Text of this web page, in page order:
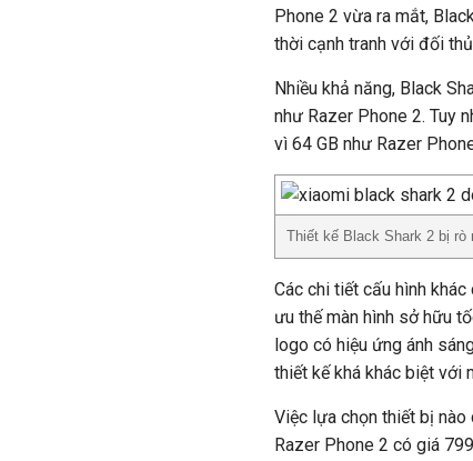
Phone 2 vừa ra mắt,
thời cạnh tranh với đối
Nhiều khả năng, Black
như Razer Phone 2. Tuy
vì 64 GB như Razer
Thiết kế Black Shark 2 bị rò
Các chi tiết cấu hình
ưu thế màn hình sở hữu
logo có hiệu ứng ánh
thiết kế khá khác biệt với
Việc lựa chọn thiết bị
Razer Phone 2 có giá